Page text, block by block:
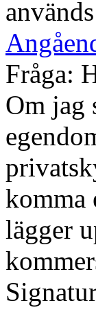
Fråga:
Om jag
komma
lägger